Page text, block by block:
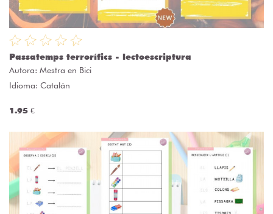
Passatemps terrorífics - lectoescriptura
Autora: Mestra en Bici
Idioma: Catalán
1.95 €